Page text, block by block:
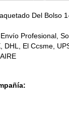
Del Bolso
Profesional,
DHL, El Ccsme,